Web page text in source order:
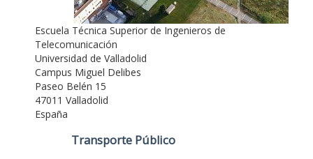
Escuela Técnica Superior de Ingenieros de
Telecomunicación
Universidad de Valladolid
Campus Miguel Delibes
Paseo Belén 15
47011 Valladolid
España
Transporte Público